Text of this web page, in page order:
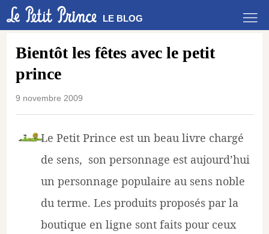
LE BLOG
Bientôt les fêtes avec le petit
prince
9 novembre 2009
Le Petit Prince est un beau livre chargé
de sens, son personnage est aujourd’hui
un personnage populaire au sens noble
du terme. Les produits proposés par la
boutique en ligne sont faits pour ceux